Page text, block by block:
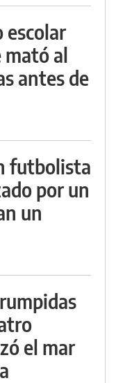
mató al
antes de
futbolista
por un
un
el mar